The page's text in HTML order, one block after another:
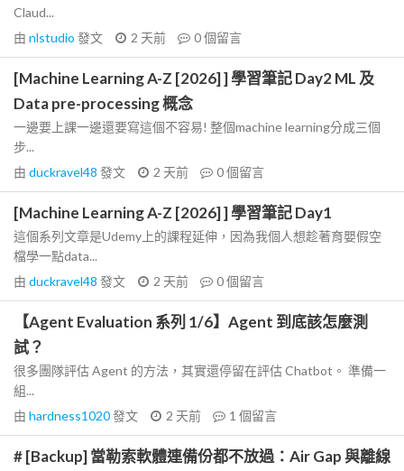
Claud...
由 nlstudio 發文 2 天前 0個留言
[Machine Learning A-Z [2026] ] 學習筆記 Day2 ML 及
Data pre-processing 概念
一邊要上課一邊還要寫這個不容易! 整個machine learning分成三個
步...
由 duckravel48 發文 2 天前 0個留言
[Machine Learning A-Z [2026] ] 學習筆記 Day1
這個系列文章是Udemy上的課程延伸，因為我個人想趁著育嬰假空
檔學一點data...
由 duckravel48 發文 2 天前 0個留言
【Agent Evaluation 系列 1/6】Agent 到底該怎麼測
試？
很多團隊評估 Agent 的方法，其實還停留在評估 Chatbot。 準備一
組...
由 hardness1020發文 2 天前 1 個留言
# [Backup] 當勒索軟體連備份都不放過：Air Gap 與離線